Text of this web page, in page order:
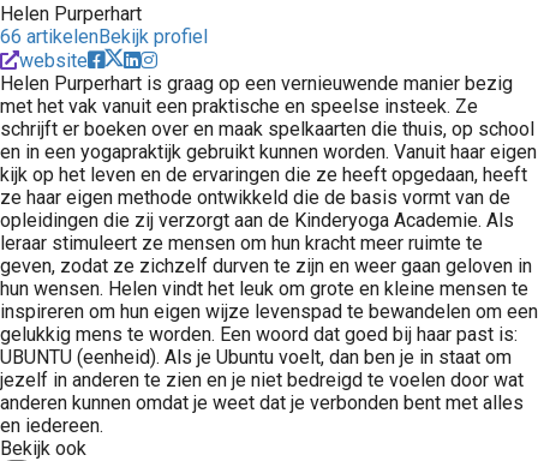
Helen Purperhart
66 artikelenBekijk profiel
website
Helen Purperhart is graag op een vernieuwende manier bezig
met het vak vanuit een praktische en speelse insteek. Ze
schrijft er boeken over en maak spelkaarten die thuis, op school
en in een yogapraktijk gebruikt kunnen worden. Vanuit haar eigen
kijk op het leven en de ervaringen die ze heeft opgedaan, heeft
ze haar eigen methode ontwikkeld die de basis vormt van de
opleidingen die zij verzorgt aan de Kinderyoga Academie. Als
leraar stimuleert ze mensen om hun kracht meer ruimte te
geven, zodat ze zichzelf durven te zijn en weer gaan geloven in
hun wensen. Helen vindt het leuk om grote en kleine mensen te
inspireren om hun eigen wijze levenspad te bewandelen om een
gelukkig mens te worden. Een woord dat goed bij haar past is:
UBUNTU (eenheid). Als je Ubuntu voelt, dan ben je in staat om
jezelf in anderen te zien en je niet bedreigd te voelen door wat
anderen kunnen omdat je weet dat je verbonden bent met alles
en iedereen.
Bekijk ook